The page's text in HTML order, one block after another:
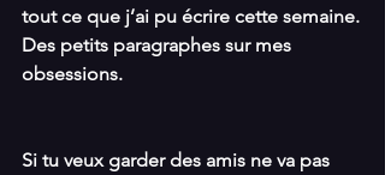
tout ce que j’ai pu écrire cette semaine.
Des petits paragraphes sur mes
obsessions.
Si tu veux garder des amis ne va pas